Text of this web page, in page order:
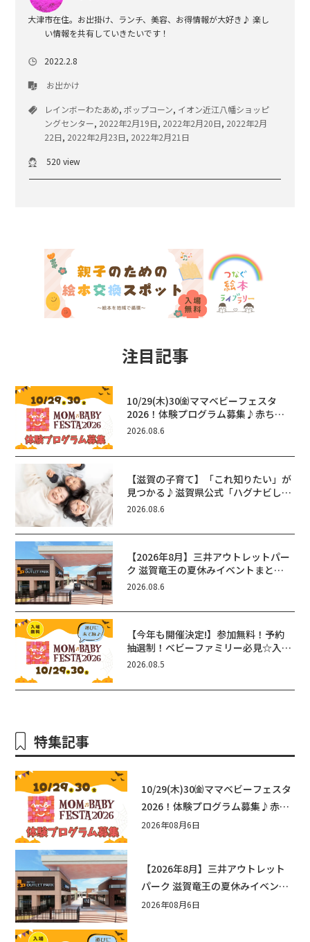
大津市在住。お出掛け、ランチ、美容、お得情報が大好き♪ 楽し
い情報を共有していきたいです！
2022.2.8
お出かけ
レインボーわたあめ,ポップコーン, イオン近江八幡ショッピ
ングセンター, 2022年2月19日, 2022年2月20日, 2022年2月
22日, 2022年2月23日, 2022年2月21日
520 view
注目記事
10/29(木)30㈮ママベビーフェスタ
2026！体験プログラム募集♪赤ちゃ
ん向けイベントに出演しませんか？
2026.08.6
【滋賀の子育て】「これ知りたい」が
見つかる♪滋賀県公式「ハグナビし
が」使ってる？おでかけ・制度・子育
2026.08.6
【2026年8月】三井アウトレットパー
ク 滋賀竜王の夏休みイベントまと
め！びしょぬれ水あそび・激辛グル
ん！
2026.08.6
【今年も開催決定!】参加無料！予約
抽選制！ベビーファミリー必見☆入場
無料☆10/29(木)30(金)ママベビーフ
エリ守山
2026.08.5
特集記事
10/29(木)30㈮ママベビーフェスタ
2026！体験プログラム募集♪赤ち
ゃん向けイベントに出演しません
2026年08月6日
【2026年8月】三井アウトレット
パーク 滋賀竜王の夏休みイベント
まとめ！びしょぬれ水あそび・激
2026年08月6日